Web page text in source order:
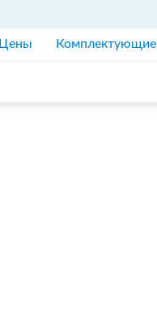
Цены Комплектующие